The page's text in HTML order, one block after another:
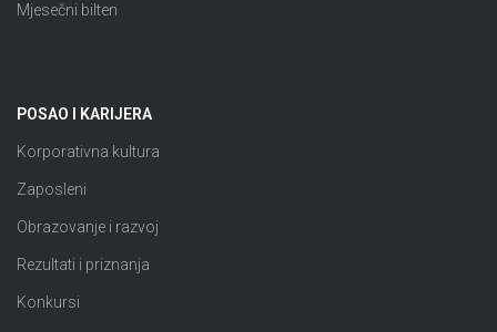
Mjesečni bilten
POSAO I KARIJERA
Korporativna kultura
Zaposleni
Obrazovanje i razvoj
Rezultati i priznanja
Konkursi